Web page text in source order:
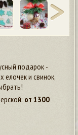
подарок -
елочек и свинок,
от 1300